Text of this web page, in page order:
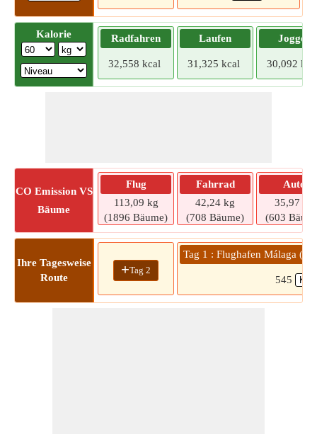
Kalorie Radfahren
32,558 kcal
Laufen
31,325 kcal
Joggen
30,092
CO Emission VS
Bäume
Flug
113,09 kg
(1896 Bäume)
Fahrrad
42,24 kg
(708 Bäume)
Auto
35,97 kg
(603
Ihre Tagesweise
Route
+Tag 2
Tag 1 : Flughafen Málaga
545